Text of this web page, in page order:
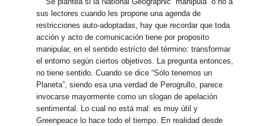
sus lectores cuando les propone una agenda de
restricciones auto-adoptadas, hay que recordar que toda
acción y acto de comunicación tiene por proposito
manipular, en el sentido estrícto del término: transformar
el entorno según ciertos objetivos. La pregunta entonces,
no tiene sentido. Cuando se dice “Sólo tenemos un
Planeta”, siendo esa una verdad de Perogrullo, parece
invocarse mayormente como un slogan de apelación
sentimental. Lo cual no está mal: es muy útil y
Greenpeace lo hace todo el tiempo. En realidad desde